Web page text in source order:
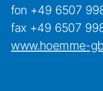
fon +49 6507
fax +49 6507
www.hoemme-